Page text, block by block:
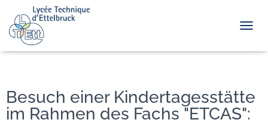
Besuch einer Kindertagesstätte
im Rahmen des Fachs "ETCAS":